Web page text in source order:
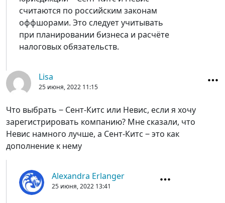
считаются по российским законам
оффшорами. Это следует учитывать
при планировании бизнеса и расчёте
налоговых обязательств.
Lisa
25 июня, 2022 11:15
Что выбрать ‒ Сент-Китс или Невис, если я хочу
зарегистрировать компанию? Мне сказали, что
Невис намного лучше, а Сент-Китс ‒ это как
дополнение к нему
Alexandra Erlanger
25 июня, 2022 13:41